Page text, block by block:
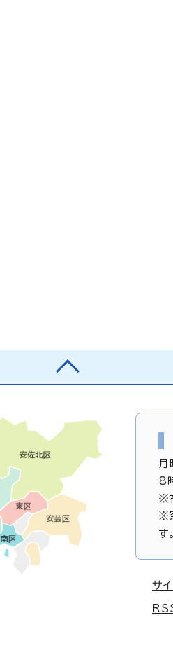
月
8
※
※
す。
サ